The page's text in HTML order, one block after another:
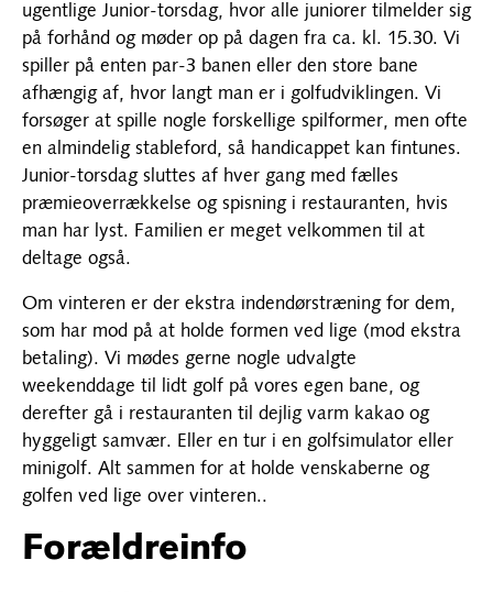
ugentlige Junior-torsdag, hvor alle juniorer tilmelder sig
på forhånd og møder op på dagen fra ca. kl. 15.30. Vi
spiller på enten par-3 banen eller den store bane
afhængig af, hvor langt man er i golfudviklingen. Vi
forsøger at spille nogle forskellige spilformer, men ofte
en almindelig stableford, så handicappet kan fintunes.
Junior-torsdag sluttes af hver gang med fælles
præmieoverrækkelse og spisning i restauranten, hvis
man har lyst. Familien er meget velkommen til at
deltage også.
Om vinteren er der ekstra indendørstræning for dem,
som har mod på at holde formen ved lige (mod ekstra
betaling). Vi mødes gerne nogle udvalgte
weekenddage til lidt golf på vores egen bane, og
derefter gå i restauranten til dejlig varm kakao og
hyggeligt samvær. Eller en tur i en golfsimulator eller
minigolf. Alt sammen for at holde venskaberne og
golfen ved lige over vinteren..
Forældreinfo